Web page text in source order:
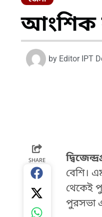
আংশিক
by Editor IPT
SHARE
বেশি।
থেকেই
পুরসভা